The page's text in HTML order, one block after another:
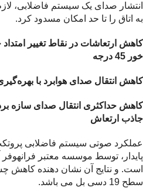
انتشار صدای یک سیستم فاضلابی،
به اتاق را تا حد امکان مسدود کرد.
کاهش ارتعاشات در نقاط تغییر امتداد
خور 45 درجه
کاهش انتقال صدای هوابرد با
کاهش حداکثری انتقال صدای سازه
جاذب ارتعاش
عملکرد صوتی سیستم فاضلابی
پایدار، توسط موسسه معتبر
است. و نتایج آن نشان دهنده کاهش
سطح 19 دسی بل می باشد.